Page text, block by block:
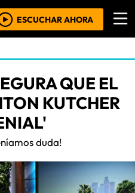
ESCUCHAR AHORA
QUE EL
KUTCHER
duda!